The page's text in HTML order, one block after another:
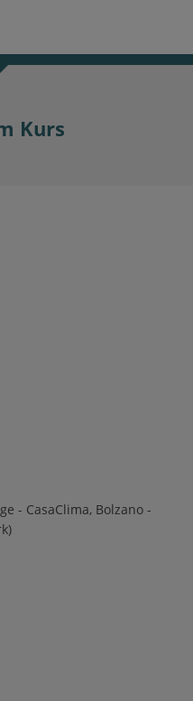
Kurs
- CasaClima, Bolzano -